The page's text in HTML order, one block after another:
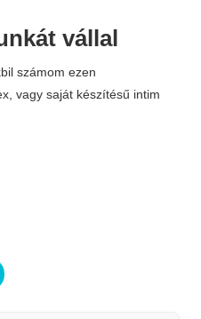
vállal
számom ezen
vagy saját készítésű intim